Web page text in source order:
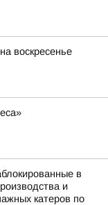
воскресенье
в
и
катеров по